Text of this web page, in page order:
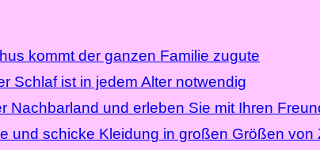
kommt der ganzen Familie zugute
Schlaf ist in jedem Alter notwendig
Nachbarland und erleben Sie mit Ihren
und schicke Kleidung in großen Größen von